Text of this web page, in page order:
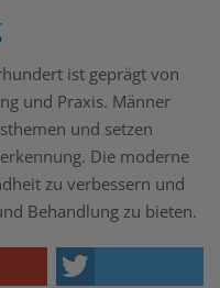
ist geprägt von
und Praxis. Männer
und setzen
Die moderne
zu verbessern und
Behandlung zu bieten.